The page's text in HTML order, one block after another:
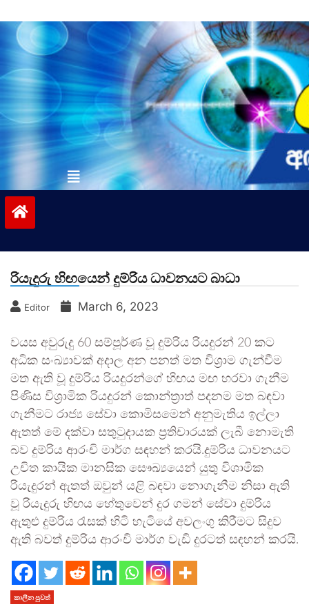
to
contentvinivida.lk
රියැදුරු හිඟයෙන් දුම්රිය ධාවනයට බාධා
Editor March 6, 2023
වයස අවුරුදු 60 සම්පූර්ණ වූ දුම්රිය රියදුරන් 20 කට
අධික සංඛ්‍යාවක් අදාල අන පනත් මත විශ්‍රාම ගැන්වීම
මත ඇති වූ දුම්රිය රියදුරන්ගේ හිඟය මඟ හරවා ගැනීම
පිණිස විශ්‍රාමික රියදුරන් කොන්ත්‍රාත් පදනම මත බඳවා
ගැනීමට රාජ්‍ය සේවා කොමිසමෙන් අනුමැතිය ඉල්ලා
ඇතත් මේ දක්වා සතුටුදායක ප්‍රතිචාරයක් ලැබී නොමැති
බව දුම්රිය ආරංචි මාර්ග සඳහන් කරයි.දුම්රිය ධාවනයට
උචිත කායික මානසික සෞඛ්‍යයෙන් යුතු විශාමික
රියැදුරන් ඇතත් ඔවුන් යළි බඳවා නොගැනීම නිසා ඇති
වූ රියැදුරු හිඟය හේතුවෙන් දුර ගමන් සේවා දුම්රිය
ඇතුළු දුම්රිය රැසක් හිටි හැටියේ අවලංගු කිරීමට සිදුව
ඇති බවත් දුම්රිය ආරංචි මාර්ග වැඩි දුරටත් සඳහන් කරයි.
කාලීන පුවත්